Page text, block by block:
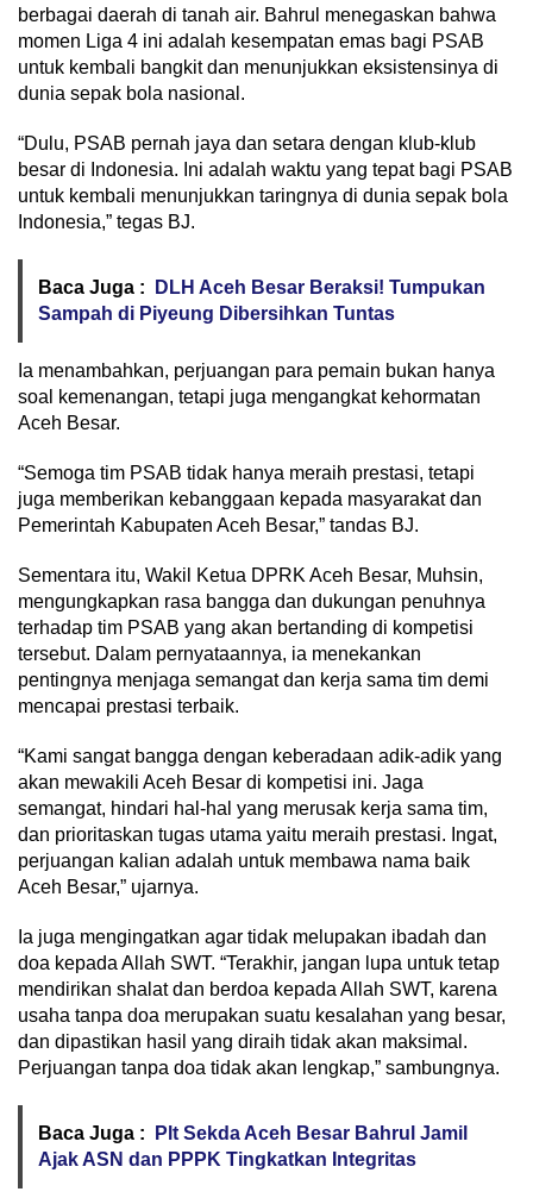
berbagai daerah di tanah air. Bahrul menegaskan bahwa
momen Liga 4 ini adalah kesempatan emas bagi PSAB
untuk kembali bangkit dan menunjukkan eksistensinya di
dunia sepak bola nasional.
“Dulu, PSAB pernah jaya dan setara dengan klub-klub
besar di Indonesia. Ini adalah waktu yang tepat bagi PSAB
untuk kembali menunjukkan taringnya di dunia sepak bola
Indonesia,” tegas BJ.
Baca Juga :
DLH Aceh Besar Beraksi! Tumpukan
Sampah di Piyeung Dibersihkan Tuntas
Ia menambahkan, perjuangan para pemain bukan hanya
soal kemenangan, tetapi juga mengangkat kehormatan
Aceh Besar.
“Semoga tim PSAB tidak hanya meraih prestasi, tetapi
juga memberikan kebanggaan kepada masyarakat dan
Pemerintah Kabupaten Aceh Besar,” tandas BJ.
Sementara itu, Wakil Ketua DPRK Aceh Besar, Muhsin,
mengungkapkan rasa bangga dan dukungan penuhnya
terhadap tim PSAB yang akan bertanding di kompetisi
tersebut. Dalam pernyataannya, ia menekankan
pentingnya menjaga semangat dan kerja sama tim demi
mencapai prestasi terbaik.
“Kami sangat bangga dengan keberadaan adik-adik yang
akan mewakili Aceh Besar di kompetisi ini. Jaga
semangat, hindari hal-hal yang merusak kerja sama tim,
dan prioritaskan tugas utama yaitu meraih prestasi. Ingat,
perjuangan kalian adalah untuk membawa nama baik
Aceh Besar,” ujarnya.
Ia juga mengingatkan agar tidak melupakan ibadah dan
doa kepada Allah SWT. “Terakhir, jangan lupa untuk tetap
mendirikan shalat dan berdoa kepada Allah SWT, karena
usaha tanpa doa merupakan suatu kesalahan yang besar,
dan dipastikan hasil yang diraih tidak akan maksimal.
Perjuangan tanpa doa tidak akan lengkap,” sambungnya.
Baca Juga :
Plt Sekda Aceh Besar Bahrul Jamil
Ajak ASN dan PPPK Tingkatkan Integritas